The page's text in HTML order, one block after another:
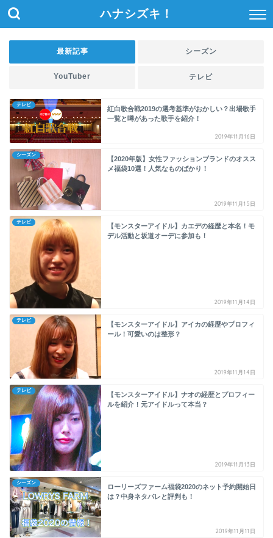
ハナシズキ！
最新記事 シーズン
YouTuber テレビ
テレビ
紅白歌合戦2019の選考基準がおかしい？出場歌手
一覧と噂があった歌手を紹介！
2019年11月16日
シーズン
【2020年版】女性ファッションブランドのオスス
メ福袋10選！人気なものばかり！
2019年11月15日
テレビ
【モンスターアイドル】カエデの経歴と本名！モ
デル活動と坂道オーデに参加も！
2019年11月14日
テレビ
【モンスターアイドル】アイカの経歴やプロフィ
ール！可愛いのは整形？
2019年11月14日
テレビ
【モンスターアイドル】ナオの経歴とプロフィー
ルを紹介！元アイドルって本当？
2019年11月13日
シーズン
ローリーズファーム福袋2020のネット予約開始日
は？中身ネタバレと評判も！
2019年11月11日